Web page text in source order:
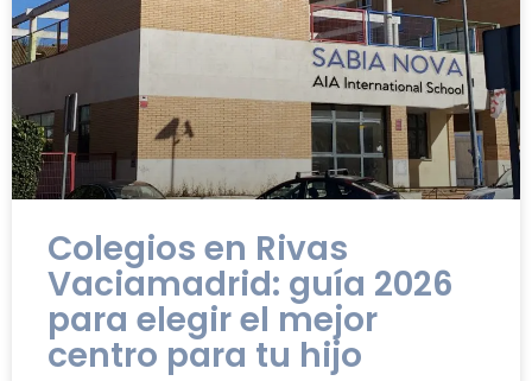
Colegios en Rivas
Vaciamadrid: guía 2026
para elegir el mejor
centro para tu hijo